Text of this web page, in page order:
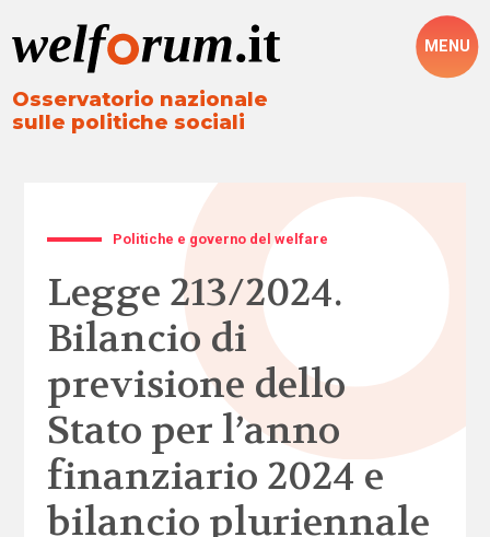
Osservatorio nazionale
sulle politiche sociali
MENU
Politiche e governo del welfare
Legge 213/2024.
Bilancio di
previsione dello
Stato per l’anno
finanziario 2024 e
bilancio pluriennale